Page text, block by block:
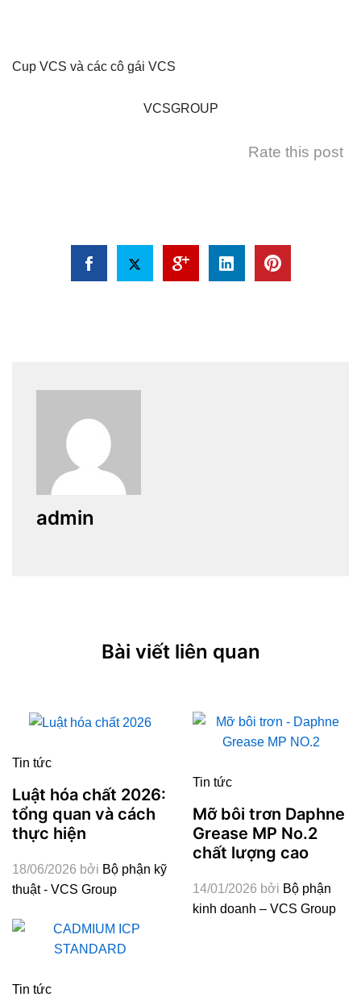
Cup VCS và các cô gái VCS
VCSGROUP
Rate this post
admin
Bài viết liên quan
Tin tức
Luật hóa chất 2026:
tổng quan và cách
thực hiện
18/06/2026 bởi Bộ phận kỹ
thuật - VCS Group
Tin tức
Mỡ bôi trơn Daphne
Grease MP No.2
chất lượng cao
14/01/2026 bởi Bộ phận
kinh doanh – VCS Group
Tin tức